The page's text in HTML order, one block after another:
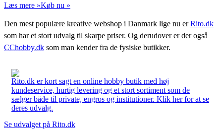
Læs mere »Køb nu »
Den mest populære kreative webshop i Danmark lige nu erRito.dk
som har et stort udvalg til skarpe priser. Og derudover er der også
CChobby.dk som man kender fra de fysiske butikker.
Rito.dk er kort sagt en online hobby butik med høj
kundeservice, hurtig levering og et stort sortiment som de
sælger både til private, engros og institutioner. Klik her for at se
deres udvalg.
Se udvalget på Rito.dk